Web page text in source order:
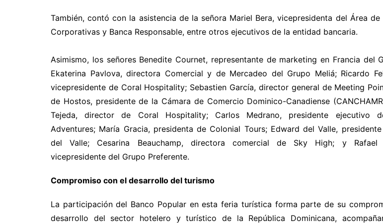
También, contó con la asistencia de la señora Mariel Bera, vicepresidenta del Área de
Corporativas y Banca Responsable, entre otros ejecutivos de la entidad bancaria.
Asimismo, los señores Benedite Cournet, representante de marketing en Francia del
Ekaterina Pavlova, directora Comercial y de Mercadeo del Grupo Meliá; Ricardo
vicepresidente de Coral Hospitality; Sebastien García, director general de Meeting
de Hostos, presidente de la Cámara de Comercio Dominico-Canadiense
Tejeda, director de Coral Hospitality; Carlos Medrano, presidente ejecutivo
Adventures; María Gracia, presidenta de Colonial Tours; Edward del Valle,
del Valle; Cesarina Beauchamp, directora comercial de Sky High; y Rafael
vicepresidente del Grupo Preferente.
Compromiso con el desarrollo del turismo
La participación del Banco Popular en esta feria turística forma parte de su
desarrollo del sector hotelero y turístico de la República Dominicana,